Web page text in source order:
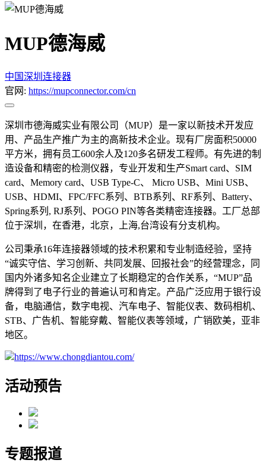
MUP德海威
中国深圳 连接器
官网: https://mupconnector.com/cn
深圳市德海威实业有限公司（MUP）是一家以新技术开发应
用、产品生产推广为主的高新技术企业。现有厂房面积50000
平方米，拥有员工600余人及120多名研发工程师。有先进的制
造设备和精密的检测仪器，专业开发和生产Smart card、SIM
card、Memory card、USB Type-C、 Micro USB、Mini USB、
USB、HDMI、FPC/FFC系列、BTB系列、RF系列、Battery、
Spring系列, RJ系列、POGO PIN等各类精密连接器。工厂总部
位于深圳，在香港，北京，上海,台湾设有分支机构。
公司秉承16年连接器领域的技术积累和专业制造经验，坚持
“诚实守信、学习创新、共同发展、回报社会”的经营理念，同
国内外诸多知名企业建立了长期稳定的合作关系，“MUP”品
牌得到了电子行业的普遍认可和肯定。产品广泛应用于银行设
备，电脑通信，数字电视、汽车电子、智能仪表、数码相机、
STB、广告机、智能穿戴、智能仪表等领域，广销欧美，亚非
地区。
https://www.chongdiantou.com/
活动预告
专题报道